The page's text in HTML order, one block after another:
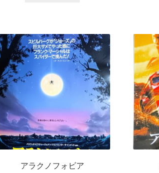
アラクノフォビア